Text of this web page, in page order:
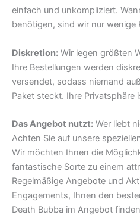
einfach und unkompliziert.
benötigen, sind wir nur wenige
Diskretion: Wir legen größten
Ihre Bestellungen werden
versendet, sodass niemand
Paket steckt. Ihre Privatsphäre
Das Angebot nutzt: Wer liebt
Achten Sie auf unsere
Wir möchten Ihnen die
fantastische Sorte zu einem
Regelmäßige Angebote und
Engagements, Ihnen den
Death Bubba im Angebot